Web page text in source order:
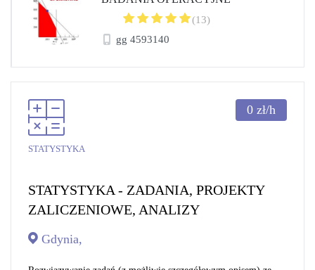
(13)
gg 4593140
STATYSTYKA
0 zł/h
STATYSTYKA - ZADANIA, PROJEKTY
ZALICZENIOWE, ANALIZY
Gdynia,